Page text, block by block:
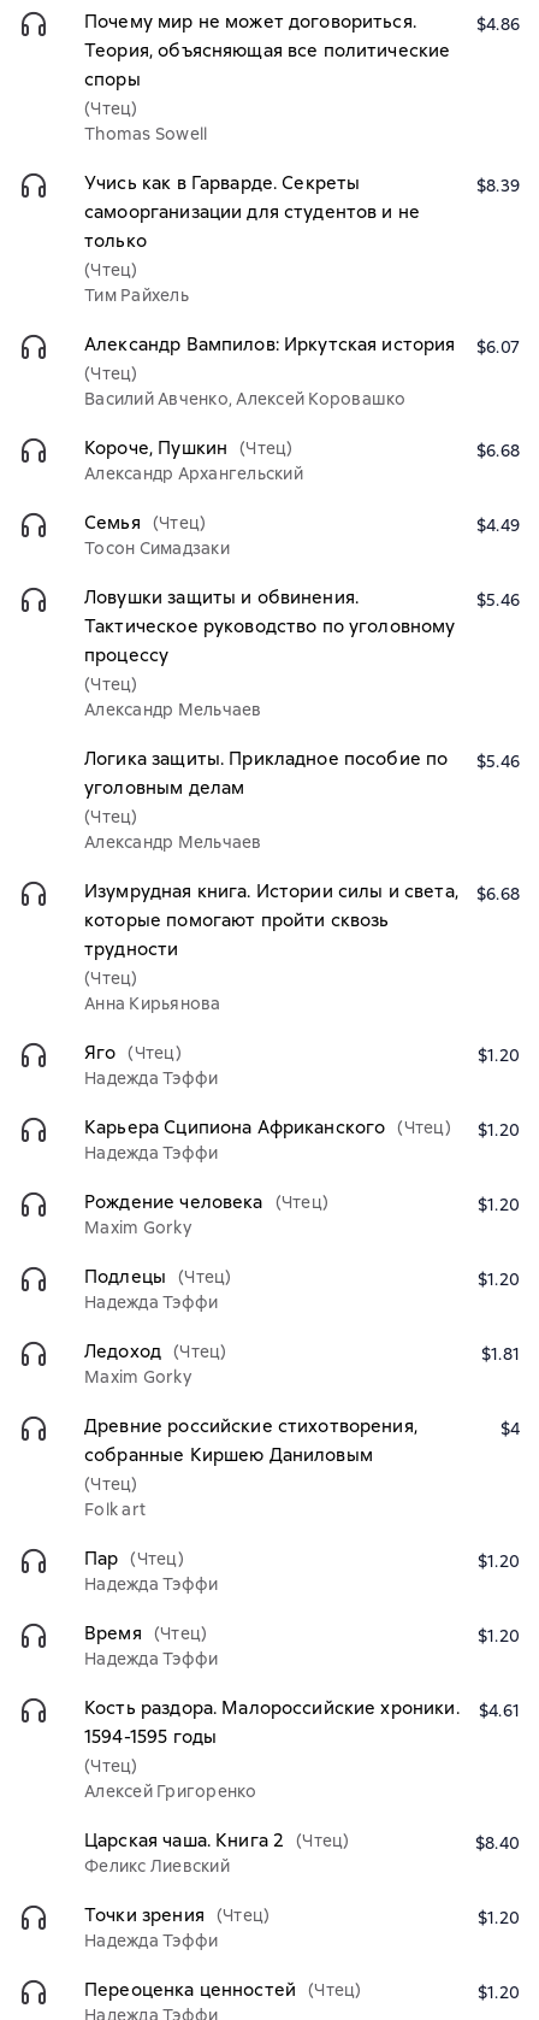
Почему мир не может договориться.
Теория, объясняющая все политические
споры
(Чтец)
Thomas Sowell
$4.86
Учись как в Гарварде. Секреты
самоорганизации для студентов и не
только
(Чтец)
Тим Райхель
$8.39
Александр Вампилов: Иркутская история
(Чтец)
Василий Авченко, Алексей Коровашко
$6.07
Короче, Пушкин
(Чтец)
Александр Архангельский
$6.68
Семья
(Чтец)
Тосон Симадзаки
$4.49
Ловушки защиты и обвинения.
Тактическое руководство по уголовному
процессу
(Чтец)
Александр Мельчаев
$5.46
Логика защиты. Прикладное пособие по
уголовным делам
(Чтец)
Александр Мельчаев
$5.46
Изумрудная книга. Истории силы и света,
которые помогают пройти сквозь
трудности
(Чтец)
Анна Кирьянова
$6.68
Яго (Чтец)
Надежда Тэффи
$1.20
Карьера Сципиона Африканского (Чтец)
Надежда Тэффи
$1.20
Рождение человека
(Чтец)
Maxim Gorky
$1.20
Подлецы
(Чтец)
Надежда Тэффи
$1.20
Ледоход (Чтец)
Maxim Gorky
$1.81
Древние российские стихотворения,
собранные Киршею Даниловым
(Чтец)
Folk art
$4
Пар (Чтец)
Надежда Тэффи
$1.20
Время
(Чтец)
Надежда Тэффи
$1.20
Кость раздора. Малороссийские хроники.
1594-1595 годы
(Чтец)
Алексей Григоренко
$4.61
Царская чаша. Книга 2
(Чтец)
Феликс Лиевский
$8.40
Точки зрения
(Чтец)
Надежда Тэффи
$1.20
Переоценка ценностей
(Чтец)
Надежда Тэффи
$1.20